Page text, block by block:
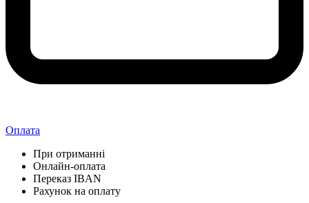
Оплата
При отриманні
Онлайн-оплата
Переказ IBAN
Рахунок на оплату